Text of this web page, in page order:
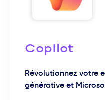
Copilot
Révolutionnez votre
générative et